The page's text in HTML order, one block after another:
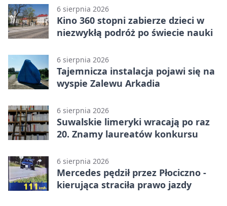
6 sierpnia 2026
Kino 360 stopni zabierze dzieci w
niezwykłą podróż po świecie nauki
6 sierpnia 2026
Tajemnicza instalacja pojawi się na
wyspie Zalewu Arkadia
6 sierpnia 2026
Suwalskie limeryki wracają po raz
20. Znamy laureatów konkursu
6 sierpnia 2026
Mercedes pędził przez Płociczno -
kierująca straciła prawo jazdy